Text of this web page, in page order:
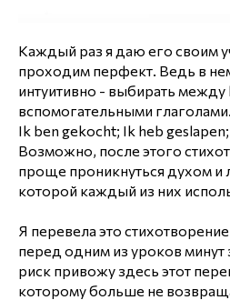
Каждый раз я даю его своим
проходим перфект. Ведь в
интуитивно - выбирать между
вспомогательными
Ik ben gekocht; Ik heb
Возможно, после этого
проще проникнуться духом и
которой каждый из них
Я перевела это
перед одним из уроков минут
риск привожу здесь этот
которому больше не